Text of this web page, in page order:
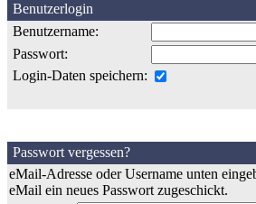
Benutzerlogin
Benutzername:
Passwort:
Login-Daten speichern:
Passwort vergessen?
eMail-Adresse oder Username unten
eMail ein neues Passwort zugeschickt.